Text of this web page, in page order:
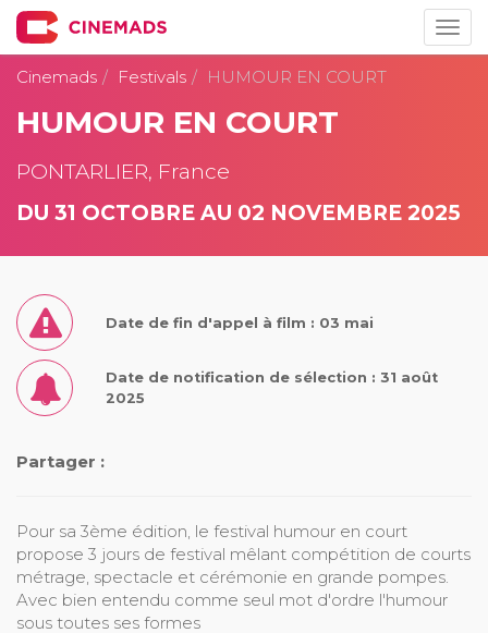
Cinemads
Festivals HUMOUR EN COURT
HUMOUR EN COURT
PONTARLIER, France
DU 31 OCTOBRE AU 02 NOVEMBRE 2025
Date de fin d'appel à film : 03 mai
Date de notification de sélection : 31 août
2025
Partager :
Pour sa 3ème édition, le festival humour en court
propose 3 jours de festival mêlant compétition de courts
métrage, spectacle et cérémonie en grande pompes.
Avec bien entendu comme seul mot d'ordre l'humour
sous toutes ses formes